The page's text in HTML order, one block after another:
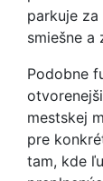
parkuje
smiešne
Podobne
mestskej
pre
tam, kde